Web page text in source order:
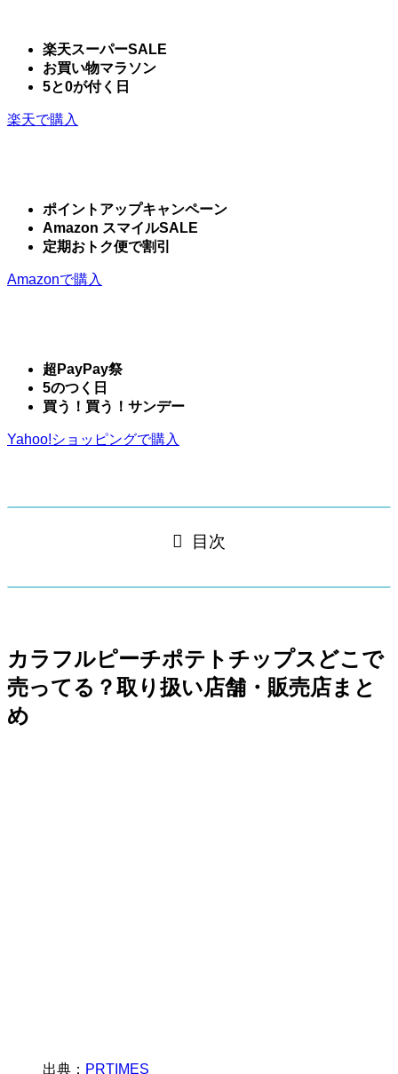
楽天スーパーSALE
お買い物マラソン
5と0が付く日
楽天で購入
ポイントアップキャンペーン
Amazon スマイルSALE
定期おトク便で割引
Amazonで購入
超PayPay祭
5のつく日
買う！買う！サンデー
Yahoo!ショッピングで購入
目次
カラフルピーチポテトチップスどこで
売ってる？取り扱い店舗・販売店まと
め
出典： PRTIMES